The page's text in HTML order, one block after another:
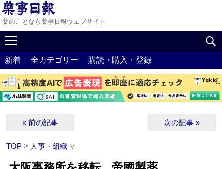
薬のことなら薬事日報ウェブサイト
新着 全カテゴリー 購読・購入・登録
« 前の記事 次の記事 »
TOP > 人事・組織 ∨